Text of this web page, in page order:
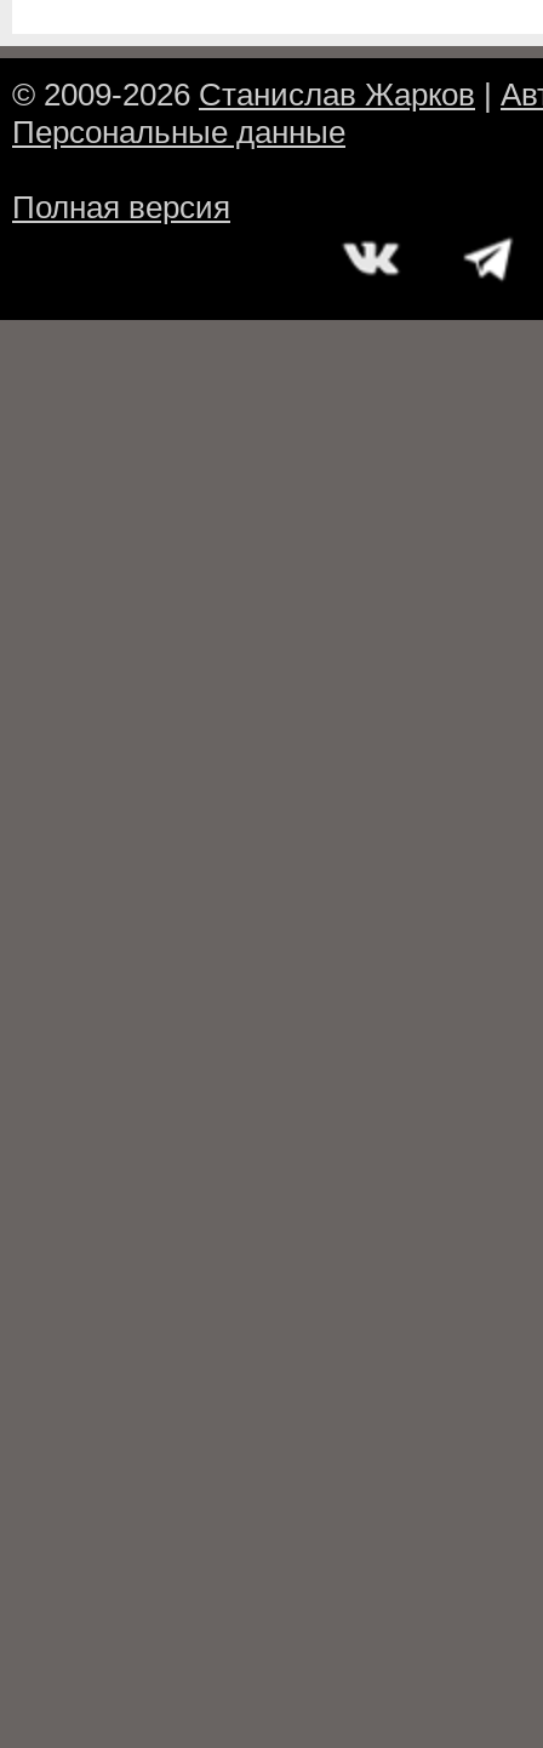
© 2009-2026 Станислав Жарков |
Персональные данные
Полная версия